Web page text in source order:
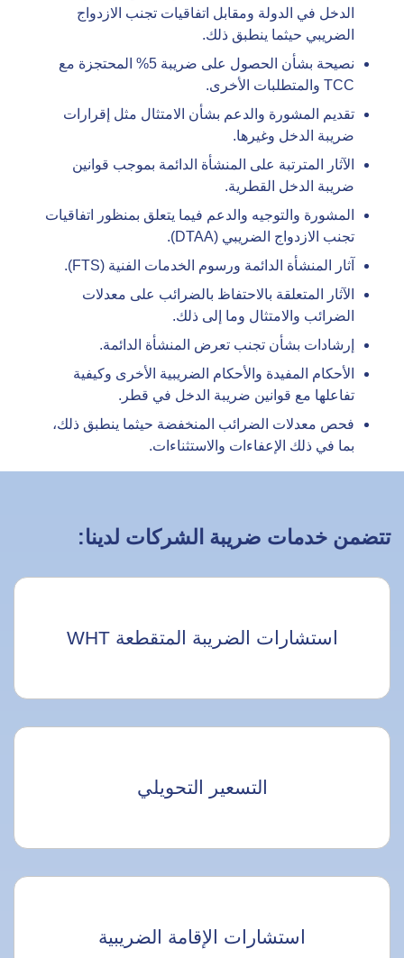
الدخل في الدولة ومقابل اتفاقيات تجنب الازدواج
الضريبي حيثما ينطبق ذلك.
نصيحة بشأن الحصول على ضريبة 5% المحتجزة مع
TCC والمتطلبات الأخرى.
تقديم المشورة والدعم بشأن الامتثال مثل إقرارات
ضريبة الدخل وغيرها.
الآثار المترتبة على المنشأة الدائمة بموجب قوانين
ضريبة الدخل القطرية.
المشورة والتوجيه والدعم فيما يتعلق بمنظور اتفاقيات
تجنب الازدواج الضريبي (DTAA).
آثار المنشأة الدائمة ورسوم الخدمات الفنية (FTS).
الآثار المتعلقة بالاحتفاظ بالضرائب على معدلات
الضرائب والامتثال وما إلى ذلك.
إرشادات بشأن تجنب تعرض المنشأة الدائمة.
الأحكام المفيدة والأحكام الضريبية الأخرى وكيفية
تفاعلها مع قوانين ضريبة الدخل في قطر.
فحص معدلات الضرائب المنخفضة حيثما ينطبق ذلك،
بما في ذلك الإعفاءات والاستثناءات.
تتضمن خدمات ضريبة الشركات لدينا:
استشارات الضريبة المتقطعة WHT
التسعير التحويلي
استشارات الإقامة الضريبية